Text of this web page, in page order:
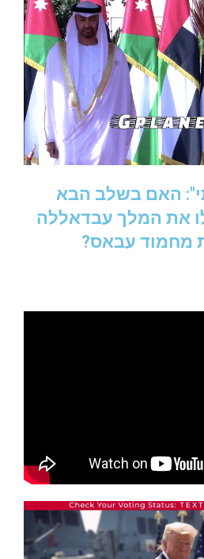
האם בשלב הבא
את המלך עבדאללה
מחמוד עבאס?